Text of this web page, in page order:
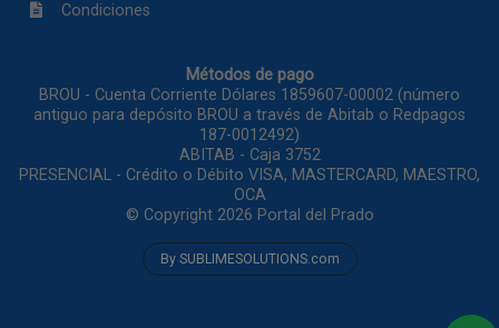
Condiciones
Métodos de pago
BROU - Cuenta Corriente Dólares 1859607-00002 (número
antiguo para depósito BROU a través de Abitab o Redpagos
187-0012492)
ABITAB - Caja 3752
PRESENCIAL - Crédito o Débito VISA, MASTERCARD, MAESTRO,
OCA
© Copyright 2026 Portal del Prado
By SUBLIMESOLUTIONS.com